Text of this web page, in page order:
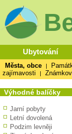
Ubytování
Města, obce |
zajímavosti
|
Výhodné balíčky
Jarní pobyty
Letní dovolená
Podzim levněji